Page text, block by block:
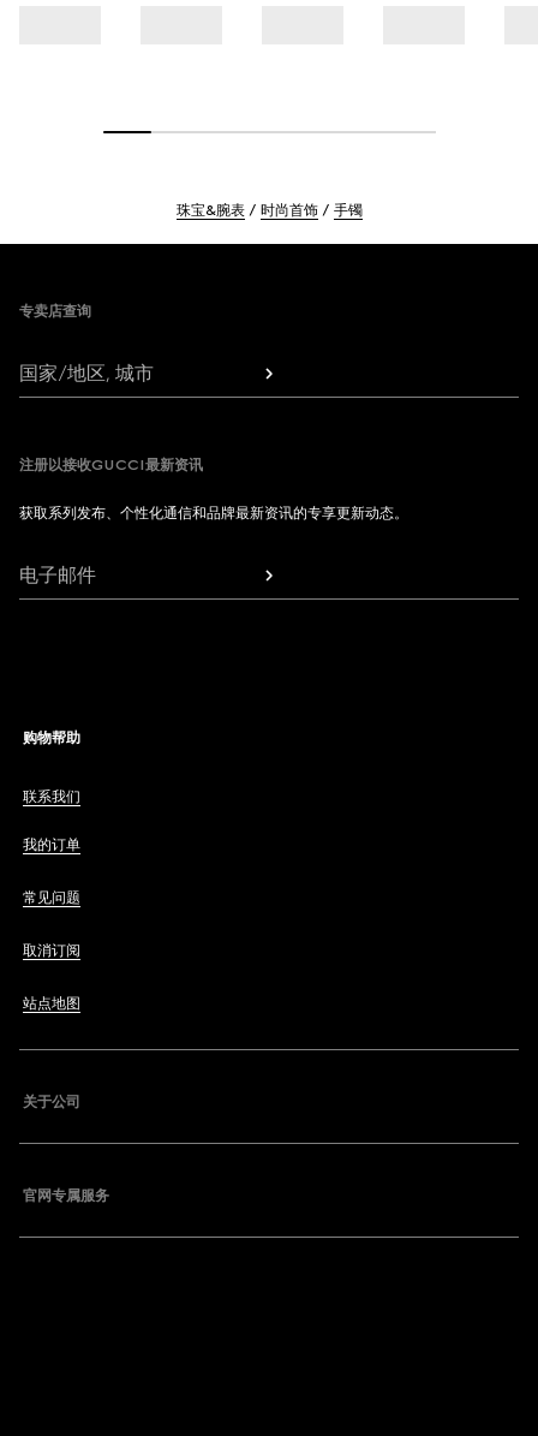
珠宝&腕表 时尚首饰 手镯
专卖店查询
国家/地区, 城市
注册以接收GUCCI最新资讯
获取系列发布、个性化通信和品牌最新资讯的专享更新动态。
电子邮件
购物帮助
联系我们
我的订单
常见问题
取消订阅
站点地图
关于公司
官网专属服务